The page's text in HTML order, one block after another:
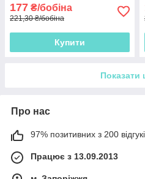
177 ₴/бобіна
221,30 ₴/бобіна
Купити
Показати
Про нас
97% позитивних з 200
Працює з 13.09.2013